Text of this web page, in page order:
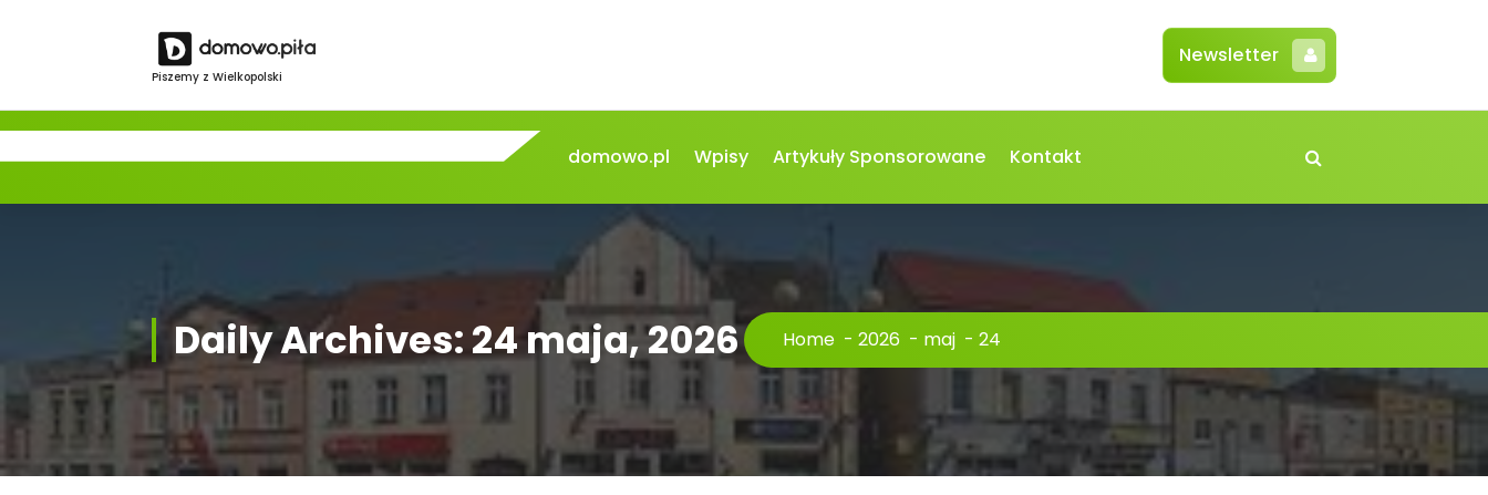
Piszemy z Wielkopolski
Newsletter
domowo.pl Wpisy Artykuły Sponsorowane Kontakt
Daily Archives: 24 maja, 2026 Home - 2026 - maj - 24